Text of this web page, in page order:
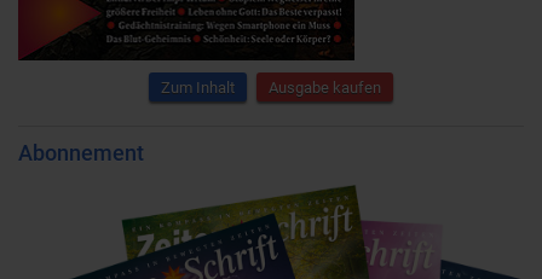
Zum Inhalt Ausgabe kaufen
Abonnement